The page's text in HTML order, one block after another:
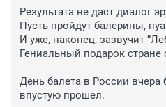
Результата не даст диалог
Пусть пройдут балерины,
И уже, наконец, зазвучит
Гениальный подарок стране
День балета в России вчера
впустую прошел.